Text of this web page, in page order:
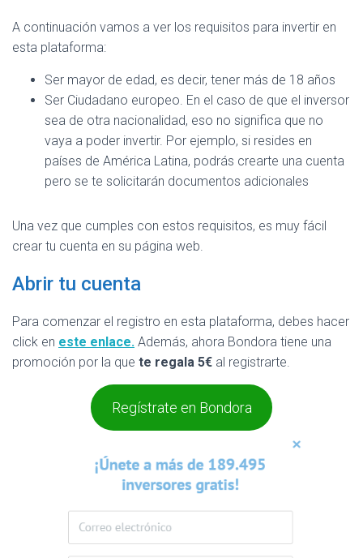
A continuación vamos a ver los requisitos para invertir en
esta plataforma:
Ser mayor de edad, es decir, tener más de 18 años
Ser Ciudadano europeo. En el caso de que el inversor
sea de otra nacionalidad, eso no significa que no
vaya a poder invertir. Por ejemplo, si resides en
países de América Latina, podrás crearte una cuenta
pero se te solicitarán documentos adicionales
Una vez que cumples con estos requisitos, es muy fácil
crear tu cuenta en su página web.
Abrir tu cuenta
Para comenzar el registro en esta plataforma, debes hacer
click en este enlace. Además, ahora Bondora tiene una
promoción por la que te regala 5€ al registrarte.
Regístrate en Bondora